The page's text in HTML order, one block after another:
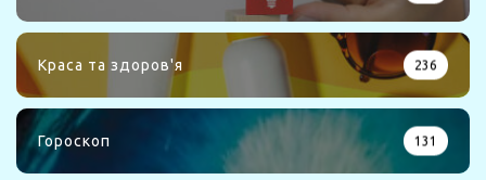
Краса та здоров'я 236
Гороскоп 131